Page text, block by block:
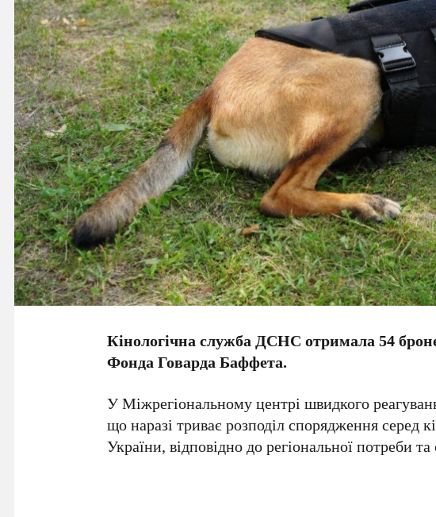
Кінологічна служба ДСНС отримала 54
Фонда Говарда Баффета.
У Міжрегіональному центрі швидкого
що наразі триває розподіл спорядження серед
України, відповідно до регіональної потреби